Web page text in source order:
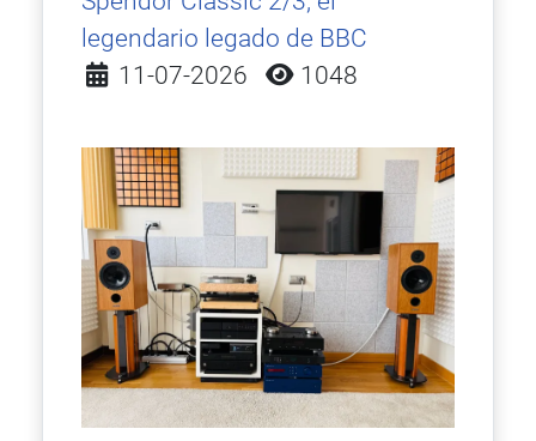
legendario legado de BBC
Detalles
11-07-2026 1048